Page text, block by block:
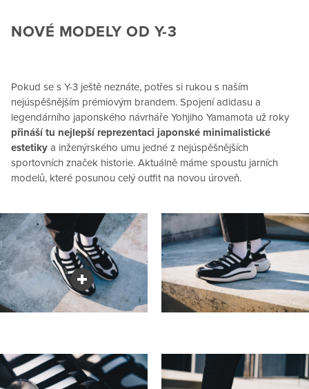
NOVÉ MODELY OD Y-3
Pokud se s Y-3 ještě neznáte, potřes si rukou s naším
nejúspěšnějším prémiovým brandem. Spojení adidasu a
legendárního japonského návrháře Yohjiho Yamamota už roky
přináší tu nejlepší reprezentaci japonské minimalistické
estetiky a inženýrského umu jedné z nejúspěšnějších
sportovních značek historie. Aktuálně máme spoustu jarních
modelů, které posunou celý outfit na novou úroveň.